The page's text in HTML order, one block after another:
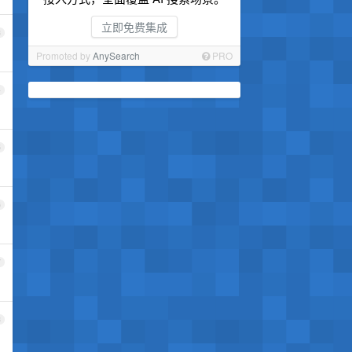
立即免费集成
Promoted byAnySearch PRO